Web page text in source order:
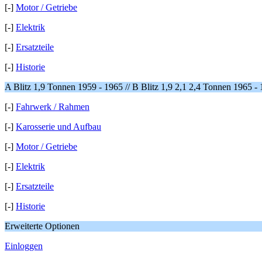
[-] Motor / Getriebe
[-] Elektrik
[-] Ersatzteile
[-] Historie
A Blitz 1,9 Tonnen 1959 - 1965 // B Blitz 1,9 2,1 2,4 Tonnen 1965 -
[-] Fahrwerk / Rahmen
[-] Karosserie und Aufbau
[-] Motor / Getriebe
[-] Elektrik
[-] Ersatzteile
[-] Historie
Erweiterte Optionen
Einloggen